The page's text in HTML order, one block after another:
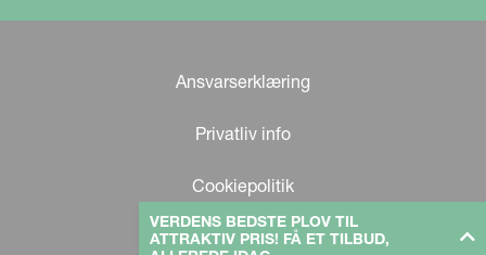
VERDENS BEDSTE PLOV TIL
ATTRAKTIV PRIS! FÅ ET TILBUD,
Ansvarserklæring
Privatliv info
Cookiepolitik